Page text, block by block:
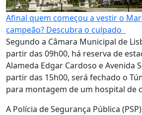
Afinal quem começou a vestir o
campeão? Descubra o culpado
Segundo a Câmara Municipal de
partir das 09h00, há reserva de
Alameda Edgar Cardoso e Avenida
partir das 15h00, será fechado o
para montagem de um hospital de
A Polícia de Segurança Pública